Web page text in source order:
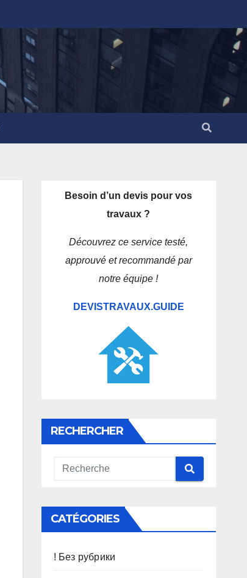
Besoin d’un devis pour vos
travaux ?
Découvrez ce service testé,
approuvé et recommandé par
notre équipe !
DEVISTRAVAUX.GUIDE
RECHERCHER
CATÉGORIES
! Без рубрики